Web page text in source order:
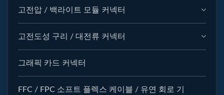
고전압 / 백라이트 모듈 커넥터
고전도성 구리 / 대전류 커넥터
그래픽 카드 커넥터
FFC / FPC 소프트 플렉스 케이블 / 유연 회로 기